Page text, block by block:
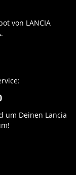
von LANCIA
um Deinen Lancia